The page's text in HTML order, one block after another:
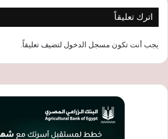
اترك تعليقاً
يجب أنت تكون مسجل الدخول لتضيف تعليقاً.